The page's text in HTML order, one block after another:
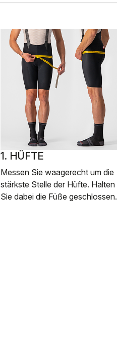
1. HÜFTE
Messen Sie waagerecht um die
stärkste Stelle der Hüfte. Halten
Sie dabei die Füße geschlossen.